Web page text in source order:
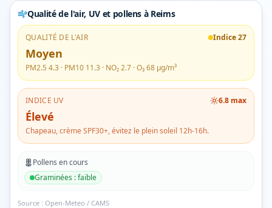
Qualité de l'air, UV et pollens à Reims
QUALITÉ DE L'AIR Indice27
Moyen
PM2.5 4.3 · PM10 11.3 · NO₂2.7 · O₃68 µg/m³
INDICE UV 6.8 max
Élevé
Chapeau, crème SPF30+, évitez le plein soleil 12h-16h.
Pollens en cours
Graminées :faible
Source : Open-Meteo / CAMS